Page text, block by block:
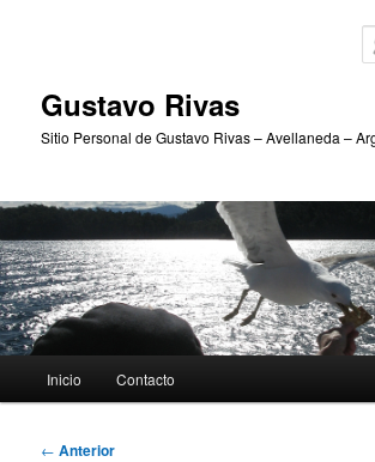
Gustavo Rivas
Sitio Personal de Gustavo Rivas – Avellaneda –
principal
Inicio Contacto
Navegación
← Anterior